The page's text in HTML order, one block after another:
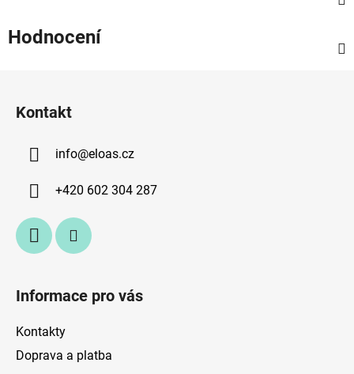
Hodnocení
Kontakt
info@eloas.cz
+420 602 304 287
Informace pro vás
Kontakty
Doprava a platba